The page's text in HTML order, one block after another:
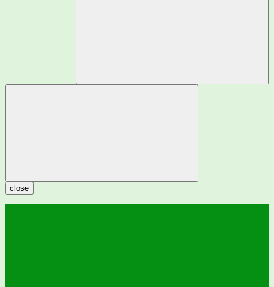
close